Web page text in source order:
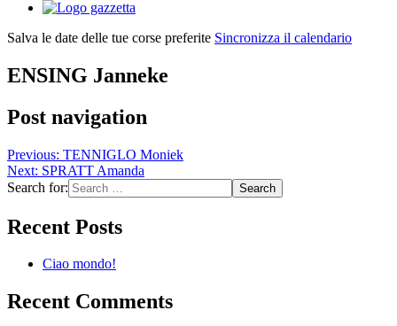
Salva le date delle tue corse preferite Sincronizza il calendario
ENSING Janneke
Post navigation
Previous: TENNIGLO Moniek
Next: SPRATT Amanda
Search for:
Recent Posts
Ciao mondo!
Recent Comments